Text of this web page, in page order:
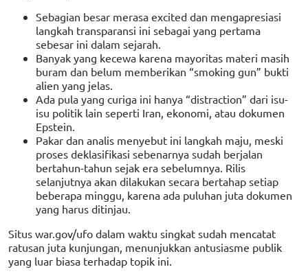
Sebagian besar merasa excited dan mengapresiasi
langkah transparansi ini sebagai yang pertama
sebesar ini dalam sejarah.
Banyak yang kecewa karena mayoritas materi masih
buram dan belum memberikan “smoking gun” bukti
alien yang jelas.
Ada pula yang curiga ini hanya “distraction” dari isu-
isu politik lain seperti Iran, ekonomi, atau dokumen
Epstein.
Pakar dan analis menyebut ini langkah maju, meski
proses deklasifikasi sebenarnya sudah berjalan
bertahun-tahun sejak era sebelumnya. Rilis
selanjutnya akan dilakukan secara bertahap setiap
beberapa minggu, karena ada puluhan juta dokumen
yang harus ditinjau.
Situs war.gov/ufo dalam waktu singkat sudah mencatat
ratusan juta kunjungan, menunjukkan antusiasme publik
yang luar biasa terhadap topik ini.